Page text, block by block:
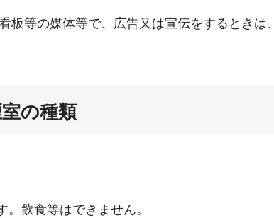
板等の媒体等で、広告又は宣伝をするとき
の種類
。飲食等はできません。